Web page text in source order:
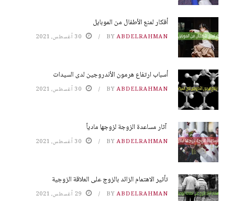
أفكار لمنع الأطفال من الموبايل
BY ABDELRAHMAN 30 أغسطس، 2021
أسباب ارتفاع هرمون الأندروجين لدى السيدات
BY ABDELRAHMAN 30 أغسطس، 2021
آثار مساعدة الزوجة لزوجها مادياً
BY ABDELRAHMAN 30 أغسطس، 2021
تأثير الاهتمام الزائد بالزوج على العلاقة الزوجية
BY ABDELRAHMAN 29 أغسطس، 2021